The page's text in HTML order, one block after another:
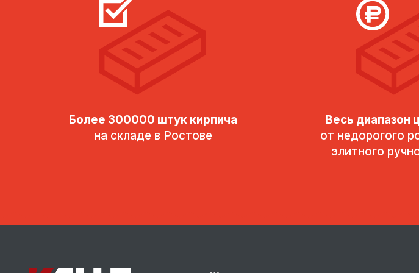
Более 300000 штук кирпича
на складе в Ростове
Весь диапазон
от недорогого
элитного